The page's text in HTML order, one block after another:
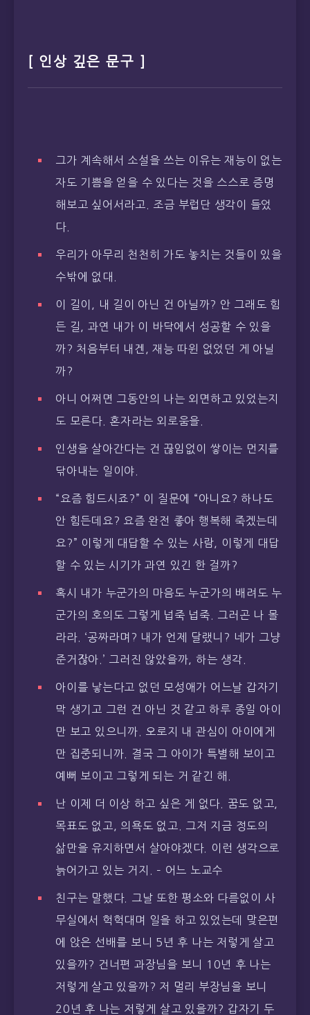
[ 인상 깊은 문구 ]
그가 계속해서 소설을 쓰는 이유는 재능이 없는
자도 기쁨을 얻을 수 있다는 것을 스스로 증명
해보고 싶어서라고. 조금 부럽단 생각이 들었
다.
우리가 아무리 천천히 가도 놓치는 것들이 있을
수밖에 없대.
이 길이, 내 길이 아닌 건 아닐까? 안 그래도 힘
든 길, 과연 내가 이 바닥에서 성공할 수 있을
까? 처음부터 내겐, 재능 따윈 없었던 게 아닐
까?
아니 어쩌면 그동안의 나는 외면하고 있었는지
도 모른다. 혼자라는 외로움을.
인생을 살아간다는 건 끊임없이 쌓이는 먼지를
닦아내는 일이야.
“요즘 힘드시죠?” 이 질문에 “아니요? 하나도
안 힘든데요? 요즘 완전 좋아 행복해 죽겠는데
요?” 이렇게 대답할 수 있는 사람, 이렇게 대답
할 수 있는 시기가 과연 있긴 한 걸까?
혹시 내가 누군가의 마음도 누군가의 배려도 누
군가의 호의도 그렇게 넙죽 넙죽. 그러곤 나 몰
라라. ‘공짜라며? 내가 언제 달랬니? 네가 그냥
준거잖아.’ 그러진 않았을까, 하는 생각.
아이를 낳는다고 없던 모성애가 어느날 갑자기
막 생기고 그런 건 아닌 것 같고 하루 종일 아이
만 보고 있으니까. 오로지 내 관심이 아이에게
만 집중되니까. 결국 그 아이가 특별해 보이고
예뻐 보이고 그렇게 되는 거 같긴 해.
난 이제 더 이상 하고 싶은 게 없다. 꿈도 없고,
목표도 없고, 의욕도 없고. 그저 지금 정도의
삶만을 유지하면서 살아야겠다. 이런 생각으로
늙어가고 있는 거지. – 어느 노교수
친구는 말했다. 그날 또한 평소와 다름없이 사
무실에서 헉헉대며 일을 하고 있었는데 맞은편
에 앉은 선배를 보니 5년 후 나는 저렇게 살고
있을까? 건너편 과장님을 보니 10년 후 나는
저렇게 살고 있을까? 저 멀리 부장님을 보니
20년 후 나는 저렇게 살고 있을까? 갑자기 두